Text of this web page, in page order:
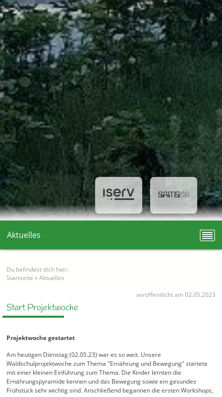
Aktuelles
Du befindest dich hier:
Startseite »Aktuelles
veröffentlicht am 02.05.2023
Start Projektwoche
Projektwoche gestartet
Am heutigen Dienstag (02.05.23) war es so weit. Unsere
Waldschulprojektwoche zum Thema "Ernährung und Bewegung" startete
mit einer kleinen Einführung zum Thema. Die Kinder lernten die
Ernährungspyramide kennen und das Bewegung sowie ein gesundes
Frühstück sehr wichtig sind. Anschließend begannen die ersten Workshops,